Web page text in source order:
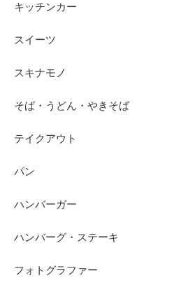
キッチンカー
スイーツ
スキナモノ
そば・うどん・やきそば
テイクアウト
パン
ハンバーガー
ハンバーグ・ステーキ
フォトグラファー